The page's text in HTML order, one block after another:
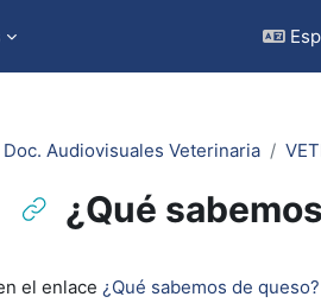
Doc. Audiovisuales Veterinaria
¿Qué
el enlace ¿Qué sabemos de queso?